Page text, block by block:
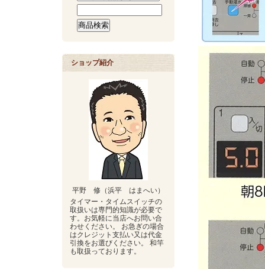
ショップ紹介
平野 修（浜平 はまへい）
タイマー・タイムスイッチの
取扱いは専門的知識が必要で
す。お気軽に当店へお問い合
わせください。 お急ぎの場合
はクレジット支払い又は代金
引換をお選びください。 和竿
も取扱っております。